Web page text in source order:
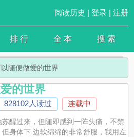
阅读历史 | 登录| 注册
排 行 全 本 搜 索
随便做爱的世界
的世界
828102人读过 连载中
醒过来，但随即感到一阵头痛，不禁
身体下 边软绵绵的非常舒服，我用左